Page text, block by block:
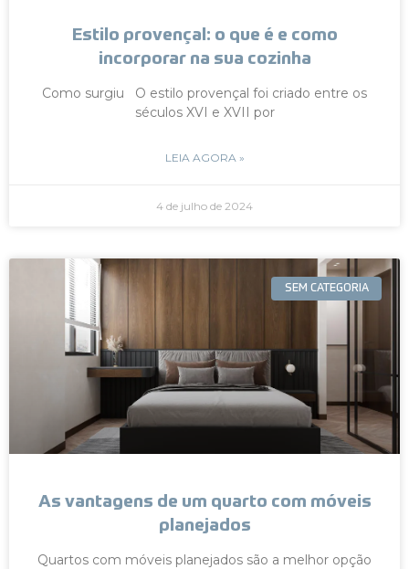
Estilo provençal: o que é e como
incorporar na sua cozinha
Como surgiu O estilo provençal foi criado entre os
séculos XVI e XVII por
LEIA AGORA »
4 de julho de 2024
SEM CATEGORIA
As vantagens de um quarto com móveis
planejados
Quartos com móveis planejados são a melhor opção